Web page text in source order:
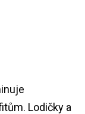
Lodičky a